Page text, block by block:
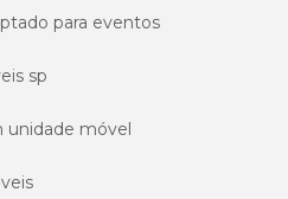
para eventos
sp
unidade móvel